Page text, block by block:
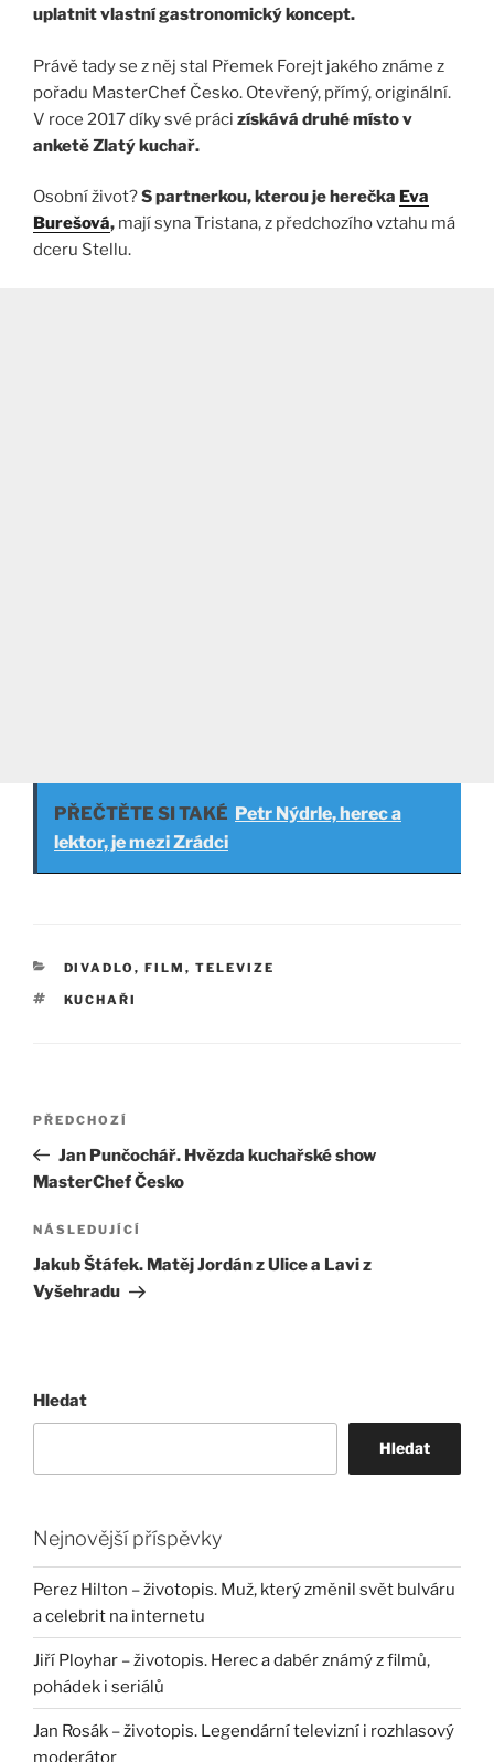
uplatnit vlastní gastronomický koncept.
Právě tady se z něj stal Přemek Forejt jakého známe z
pořadu MasterChef Česko. Otevřený, přímý, originální.
V roce 2017 díky své práci získává druhé místo v
anketě Zlatý kuchař.
Osobní život?S partnerkou, kterou je herečka Eva
Burešová, mají syna Tristana, z předchozího vztahu má
dceru Stellu.
PŘEČTĚTE SI TAKÉ Petr Nýdrle, herec a
lektor, je mezi Zrádci
RUBRIKY
DIVADLO, FILM, TELEVIZE
ŠTÍTKY
KUCHAŘI
Navigace
příspěvek
Předchozí
příspěvek
PŘEDCHOZÍ
Jan Punčochář. Hvězda kuchařské show
MasterChef Česko
Následující
příspěvek
NÁSLEDUJÍCÍ
Jakub Štáfek. Matěj Jordán z Ulice a Lavi z
Vyšehradu
Hledat
Hledat
Nejnovější příspěvky
Perez Hilton – životopis. Muž, který změnil svět bulváru
a celebrit na internetu
Jiří Ployhar – životopis. Herec a dabér známý z filmů,
pohádek i seriálů
Jan Rosák – životopis. Legendární televizní i rozhlasový
moderátor